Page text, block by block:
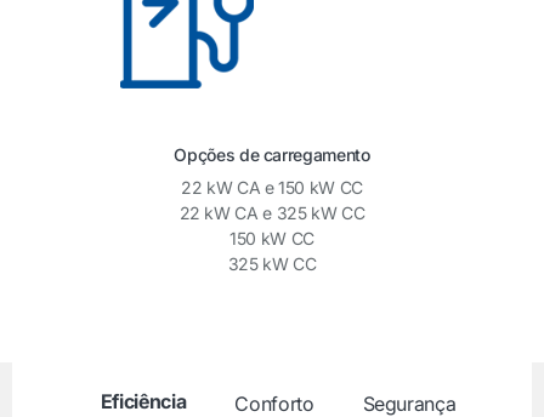
Opções de carregamento
22 kW CA e 150 kW CC
22 kW CA e 325 kW CC
150 kW CC
325 kW CC
Eficiência Conforto Segurança